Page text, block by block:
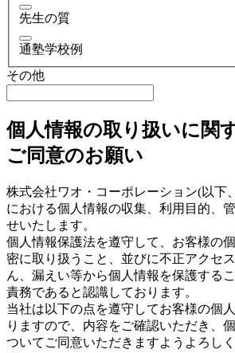
先生の質
通塾学校例
その他
個人情報の取り扱いに関
ご同意のお願い
株式会社ワオ・コーポレーション(以下
における個人情報の収集、利用目的、
せいたします。
個人情報保護法を遵守して、お客様の
密に取り扱うこと、並びに不正アクセ
ん、漏えい等から個人情報を保護する
責務であると認識しております。
当社は以下の点を遵守してお客様の個
りますので、内容をご確認いただき、
ついてご同意いただきますようよろし